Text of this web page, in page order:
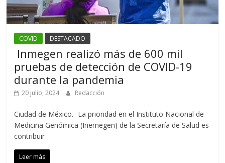
COVID DESTACADO
Inmegen realizó más de 600 mil
pruebas de detección de COVID-19
durante la pandemia
20 julio, 2024 Redacción
Ciudad de México.- La prioridad en el Instituto Nacional de
Medicina Genómica (Inemegen) de la Secretaría de Salud es
contribuir
Leer más